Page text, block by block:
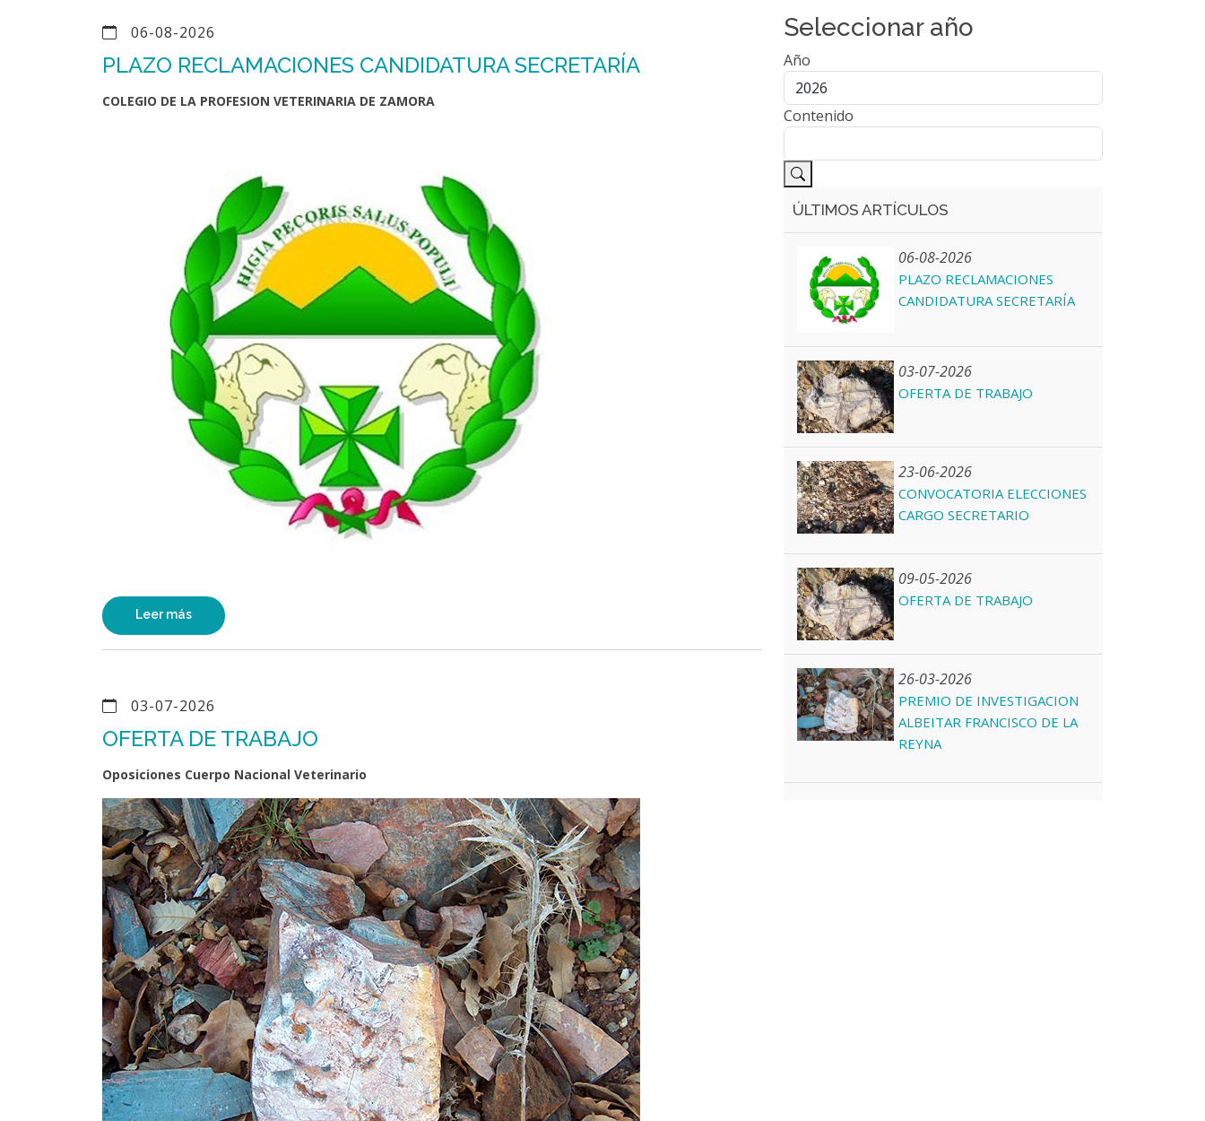
06-08-2026
PLAZO RECLAMACIONES CANDIDATURA SECRETARÍA
COLEGIO DE LA PROFESION VETERINARIA DE ZAMORA
Leer más
03-07-2026
OFERTA DE TRABAJO
Oposiciones Cuerpo Nacional Veterinario
Seleccionar año
Año
Contenido
ÚLTIMOS ARTÍCULOS
06-08-2026
PLAZO RECLAMACIONES
CANDIDATURA SECRETARÍA
03-07-2026
OFERTA DE TRABAJO
23-06-2026
CONVOCATORIA ELECCIONES
CARGO SECRETARIO
09-05-2026
OFERTA DE TRABAJO
26-03-2026
PREMIO DE INVESTIGACION
ALBEITAR FRANCISCO DE LA
REYNA